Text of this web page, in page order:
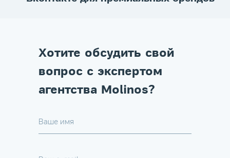
Хотите обсудить свой
вопрос с экспертом
агентства Molinos?
Ваше имя